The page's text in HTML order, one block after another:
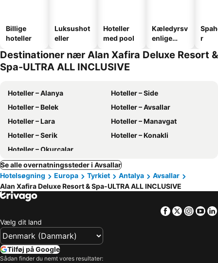
Billige
hoteller
Luksushot
eller
Hoteller
med pool
Kæledyrsv
enlige
r
Destinationer nær Alan Xafira Deluxe Resort &
Spa-ULTRA ALL INCLUSIVE
Hoteller – Alanya
Hoteller – Side
Hoteller – Belek
Hoteller – Avsallar
Hoteller – Lara
Hoteller – Manavgat
Hoteller – Serik
Hoteller – Konakli
Hoteller – Okurcalar
Se alle overnatningssteder i Avsallar
Hotelsøgning
Europa Tyrkiet Antalya
Avsallar
Alan Xafira Deluxe Resort & Spa-ULTRA ALL INCLUSIVE
Facebook
Twitter
Vælg dit land
Tilføj på Google
Sådan finder du nemt vores resultater: